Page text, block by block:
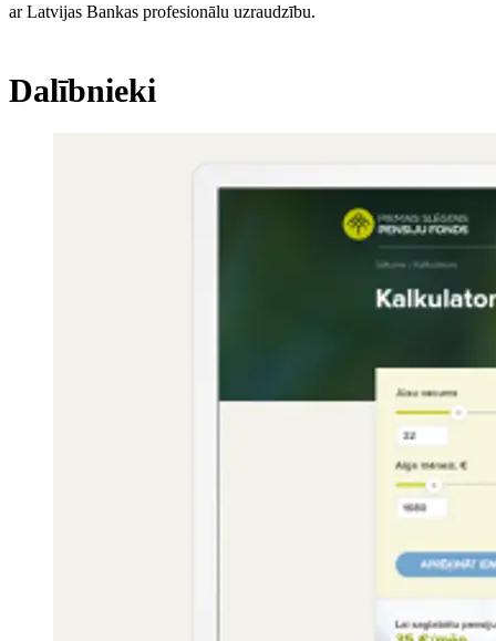
ar Latvijas Bankas profesionālu uzraudzību.
Dalībnieki